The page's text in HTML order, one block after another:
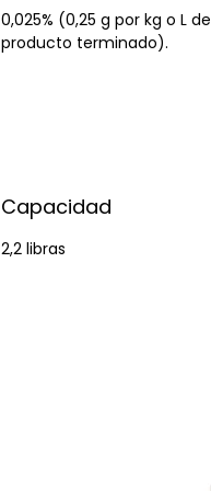
0,025% (0,25 g por kg o L de
producto terminado).
Capacidad
2,2 libras